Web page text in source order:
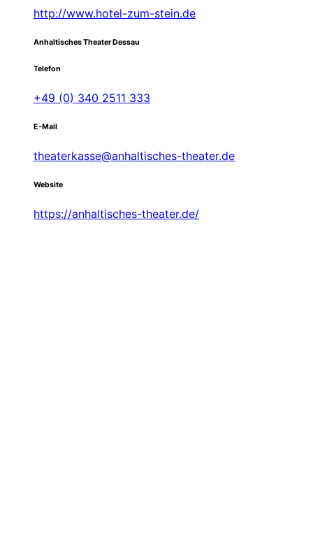
http://www.hotel-zum-stein.de
Anhaltisches Theater Dessau
Telefon
+49 (0) 340 2511 333
E-Mail
theaterkasse@anhaltisches-theater.de
Website
https://anhaltisches-theater.de/